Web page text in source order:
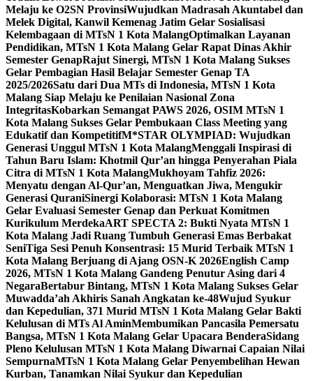
Melaju ke O2SN ProvinsiWujudkan Madrasah Akuntabel dan
Melek Digital, Kanwil Kemenag Jatim Gelar Sosialisasi
Kelembagaan di MTsN 1 Kota MalangOptimalkan Layanan
Pendidikan, MTsN 1 Kota Malang Gelar Rapat Dinas Akhir
Semester GenapRajut Sinergi, MTsN 1 Kota Malang Sukses
Gelar Pembagian Hasil Belajar Semester Genap TA
2025/2026Satu dari Dua MTs di Indonesia, MTsN 1 Kota
Malang Siap Melaju ke Penilaian Nasional Zona
IntegritasKobarkan Semangat PAWS 2026, OSIM MTsN 1
Kota Malang Sukses Gelar Pembukaan Class Meeting yang
Edukatif dan KompetitifM*STAR OLYMPIAD: Wujudkan
Generasi Unggul MTsN 1 Kota MalangMenggali Inspirasi di
Tahun Baru Islam: Khotmil Qur’an hingga Penyerahan Piala
Citra di MTsN 1 Kota MalangMukhoyam Tahfiz 2026:
Menyatu dengan Al-Qur’an, Menguatkan Jiwa, Mengukir
Generasi QuraniSinergi Kolaborasi: MTsN 1 Kota Malang
Gelar Evaluasi Semester Genap dan Perkuat Komitmen
Kurikulum MerdekaART SPECTA 2: Bukti Nyata MTsN 1
Kota Malang Jadi Ruang Tumbuh Generasi Emas Berbakat
SeniTiga Sesi Penuh Konsentrasi: 15 Murid Terbaik MTsN 1
Kota Malang Berjuang di Ajang OSN-K 2026English Camp
2026, MTsN 1 Kota Malang Gandeng Penutur Asing dari 4
NegaraBertabur Bintang, MTsN 1 Kota Malang Sukses Gelar
Muwadda’ah Akhiris Sanah Angkatan ke-48Wujud Syukur
dan Kepedulian, 371 Murid MTsN 1 Kota Malang Gelar Bakti
Kelulusan di MTs Al AminMembumikan Pancasila Pemersatu
Bangsa, MTsN 1 Kota Malang Gelar Upacara BenderaSidang
Pleno Kelulusan MTsN 1 Kota Malang Diwarnai Capaian Nilai
SempurnaMTsN 1 Kota Malang Gelar Penyembelihan Hewan
Kurban, Tanamkan Nilai Syukur dan Kepedulian